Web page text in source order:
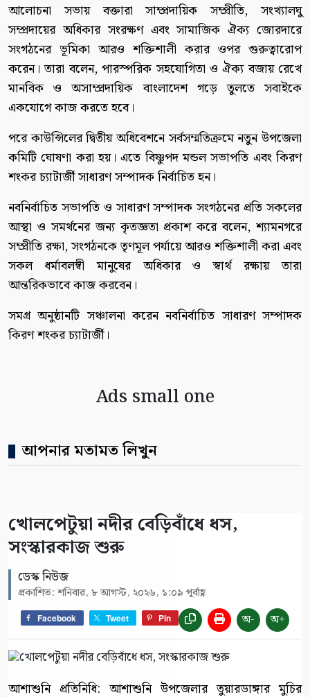
আলোচনা সভায় বক্তারা সাম্প্রদায়িক সম্প্রীতি, সংখ্যালঘু
সম্প্রদায়ের অধিকার সংরক্ষণ এবং সামাজিক ঐক্য জোরদারে
সংগঠনের ভূমিকা আরও শক্তিশালী করার ওপর গুরুত্বারোপ
করেন। তারা বলেন, পারস্পরিক সহযোগিতা ও ঐক্য বজায় রেখে
মানবিক ও অসাম্প্রদায়িক বাংলাদেশ গড়ে তুলতে সবাইকে
একযোগে কাজ করতে হবে।
পরে কাউন্সিলের দ্বিতীয় অধিবেশনে সর্বসম্মতিক্রমে নতুন উপজেলা
কমিটি ঘোষণা করা হয়। এতে বিষ্ণুপদ মন্ডল সভাপতি এবং কিরণ
শংকর চ্যাটার্জী সাধারণ সম্পাদক নির্বাচিত হন।
নবনির্বাচিত সভাপতি ও সাধারণ সম্পাদক সংগঠনের প্রতি সকলের
আস্থা ও সমর্থনের জন্য কৃতজ্ঞতা প্রকাশ করে বলেন, শ্যামনগরে
সম্প্রীতি রক্ষা, সংগঠনকে তৃণমূল পর্যায়ে আরও শক্তিশালী করা এবং
সকল ধর্মাবলম্বী মানুষের অধিকার ও স্বার্থ রক্ষায় তারা
আন্তরিকভাবে কাজ করবেন।
সমগ্র অনুষ্ঠানটি সঞ্চালনা করেন নবনির্বাচিত সাধারণ সম্পাদক
কিরণ শংকর চ্যাটার্জী।
Ads small one
আপনার মতামত লিখুন
খোলপেটুয়া নদীর বেড়িবাঁধে ধস,
সংস্কারকাজ শুরু
ডেস্ক নিউজ
প্রকাশিত: শনিবার, ৮ আগস্ট, ২০২৬, ১:০৯ পূর্বাহ্ণ
Facebook Tweet Pin অ- অ+
আশাশুনি প্রতিনিধি: আশাশুনি উপজেলার তুয়ারডাঙ্গার মুচির